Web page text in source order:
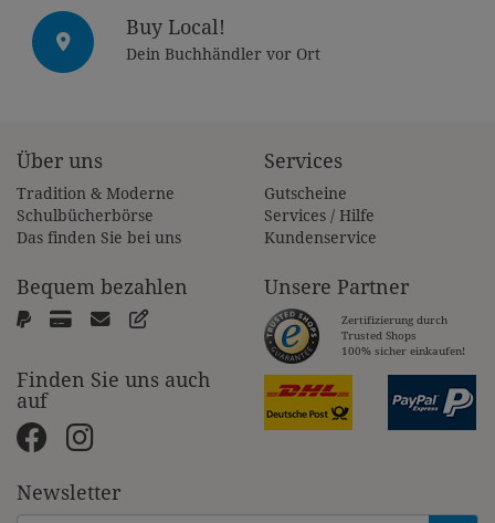
Buy Local!
Dein Buchhändler vor Ort
Über uns
Tradition & Moderne
Schulbücherbörse
Das finden Sie bei uns
Services
Gutscheine
Services / Hilfe
Kundenservice
Bequem bezahlen
Finden Sie uns auch
auf
Unsere Partner
Zertifizierung durch
Trusted Shops
100% sicher einkaufen!
Newsletter